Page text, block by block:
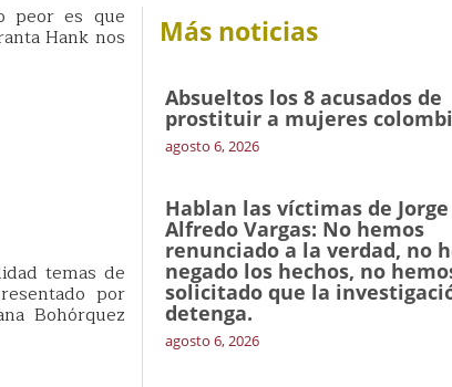
peor es que
Hank nos
temas de
por
Bohórquez
Más noticias
Absueltos los 8 acusados de
prostituir a mujeres
agosto 6, 2026
Hablan las víctimas de Jorge
Alfredo Vargas: No hemos
renunciado a la verdad, no
negado los hechos, no
solicitado que la
detenga.
agosto 6, 2026